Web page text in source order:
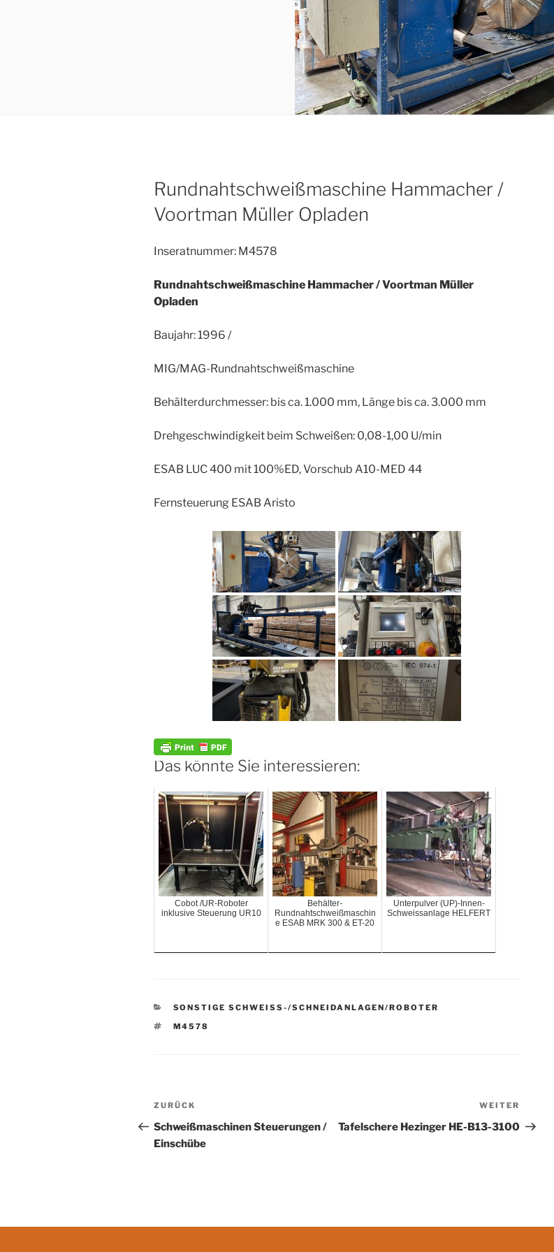
Rundnahtschweißmaschine Hammacher /
Voortman Müller Opladen
Inseratnummer: M4578
Rundnahtschweißmaschine Hammacher / Voortman Müller
Opladen
Baujahr: 1996 /
MIG/MAG-Rundnahtschweißmaschine
Behälterdurchmesser: bis ca. 1.000 mm, Länge bis ca. 3.000 mm
Drehgeschwindigkeit beim Schweißen: 0,08-1,00 U/min
ESAB LUC 400 mit 100%ED, Vorschub A10-MED 44
Fernsteuerung ESAB Aristo
Das könnte Sie interessieren:
Cobot /UR-Roboter
inklusive Steuerung UR10
Behälter-
Rundnahtschweißmaschin
e ESAB MRK 300 & ET-20
Unterpulver (UP)-Innen-
Schweissanlage HELFERT
KATEGORIEN
SONSTIGE SCHWEISS-/SCHNEIDANLAGEN/ROBOTER
SCHLAGWÖRTER
M4578
Beitrags-
Navigation
Vorheriger
Beitrag
ZURÜCK
Schweißmaschinen Steuerungen /
Einschübe
Beitrag
WEITER
Tafelschere Hezinger HE-B13-3100